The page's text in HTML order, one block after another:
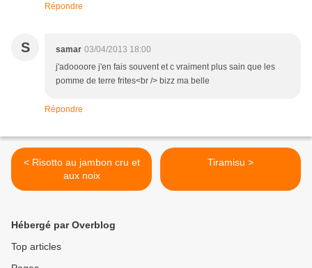
Répondre
S samar 03/04/2013 18:00
j'adoooore j'en fais souvent et c vraiment plus sain que les
pomme de terre frites<br /> bizz ma belle
Répondre
< Risotto au jambon cru et
aux noix
Tiramisu >
Hébergé par Overblog
Top articles